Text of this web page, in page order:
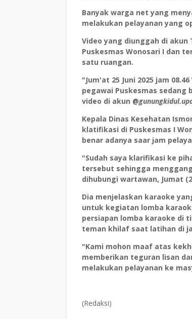
Banyak warga net yang
melakukan pelayanan yang
Video yang diunggah di
Puskesmas Wonosari I dan
satu ruangan.
"Jum'at 25 Juni 2025 jam
pegawai Puskesmas
video di akun @
Kepala Dinas Kesehatan
klatifikasi di Puskesmas I
benar adanya saar jam
"Sudah saya klarifikasi ke
tersebut sehingga
dihubungi wartawan, Jumat
Dia menjelaskan karaoke
untuk kegiatan lomba
persiapan lomba karaoke di
teman khilaf saat latihan di
"Kami mohon maaf atas
memberikan teguran lisan
melakukan pelayanan ke
(Redaksi)